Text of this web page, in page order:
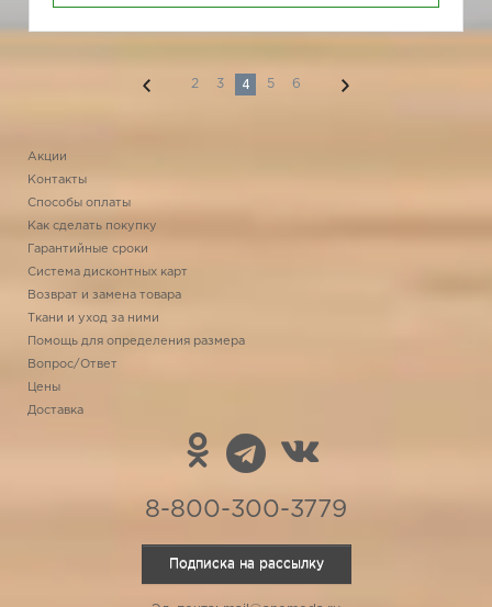
2 3 4 5 6
Акции
Контакты
Способы оплаты
Как сделать покупку
Гарантийные сроки
Система дисконтных карт
Возврат и замена товара
Ткани и уход за ними
Помощь для определения размера
Вопрос/Ответ
Цены
Доставка
8-800-300-3779
Подписка на рассылку